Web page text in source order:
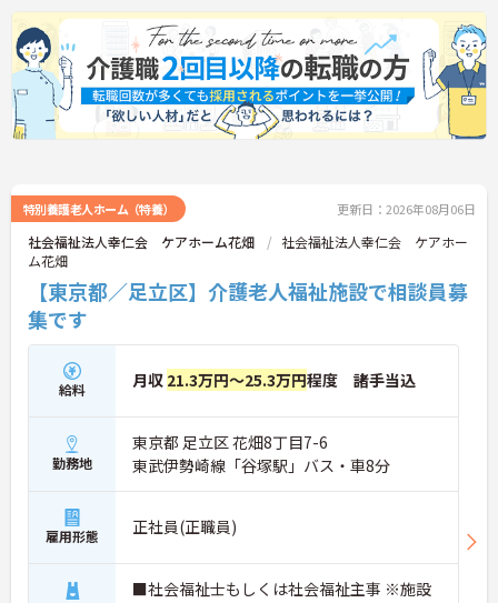
特別養護老人ホーム（特養） 更新日：2026年08月06日
社会福祉法人幸仁会 ケアホーム花畑
社会福祉法人幸仁会 ケアホー
ム花畑
【東京都／足立区】介護老人福祉施設で相談員募
集です
給料 月収 21.3万円～25.3万円程度 諸手当込
勤務地
東京都 足立区 花畑8丁目7-6
東武伊勢崎線「谷塚駅」バス・車8分
雇用形態 正社員(正職員)
■社会福祉士もしくは社会福祉主事 ※施設